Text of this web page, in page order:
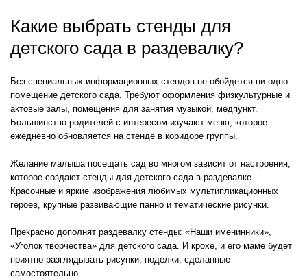
Какие выбрать стенды для
детского сада в раздевалку?
Без специальных информационных стендов не обойдется ни одно
помещение детского сада. Требуют оформления физкультурные и
актовые залы, помещения для занятия музыкой, медпункт.
Большинство родителей с интересом изучают меню, которое
ежедневно обновляется на стенде в коридоре группы.
Желание малыша посещать сад во многом зависит от настроения,
которое создают стенды для детского сада в раздевалке.
Красочные и яркие изображения любимых мультипликационных
героев, крупные развивающие панно и тематические рисунки.
Прекрасно дополнят раздевалку стенды: «Наши именинники»,
«Уголок творчества» для детского сада. И крохе, и его маме будет
приятно разглядывать рисунки, поделки, сделанные
самостоятельно.